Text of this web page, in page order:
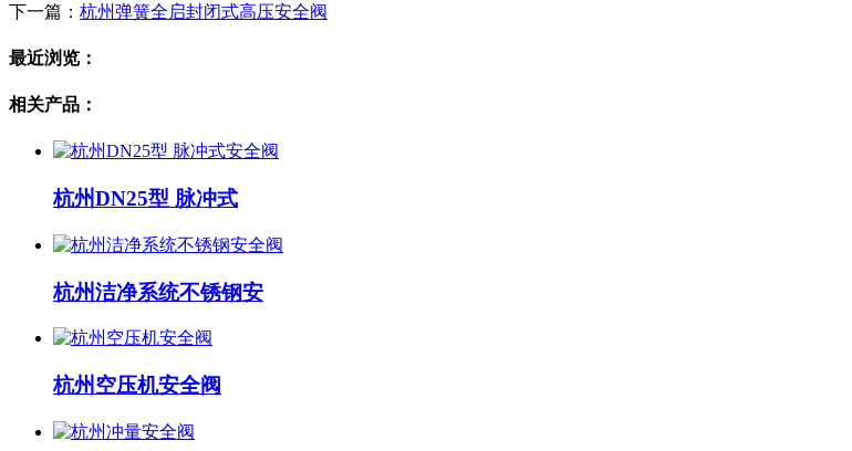
下一篇： 杭州弹簧全启封闭式高压安全阀
最近浏览：
相关产品：
杭州DN25型 脉冲式
杭州洁净系统不锈钢安
杭州空压机安全阀